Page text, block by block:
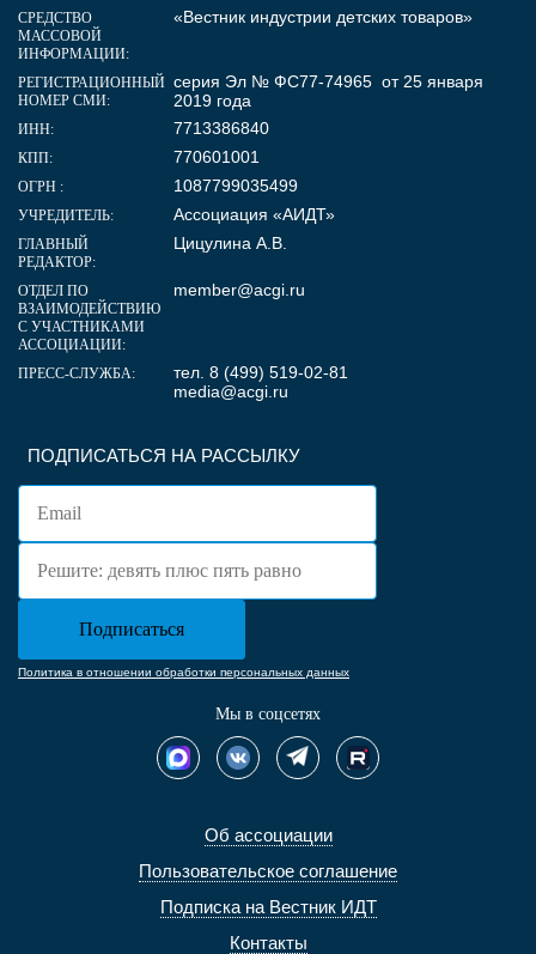
Об ассоциации
Пользовательское соглашение
Подписка на Вестник ИДТ
Контакты
ПОДПИСАТЬСЯ НА РАССЫЛКУ
Политика в отношении обработки персональных данных
Мы в соцсетях
СРЕДСТВО
МАССОВОЙ
ИНФОРМАЦИИ:
«Вестник индустрии детских товаров»
РЕГИСТРАЦИОННЫЙ
НОМЕР СМИ:
серия Эл № ФС77-74965 от 25 января
2019 года
ИНН: 7713386840
КПП: 770601001
ОГРН : 1087799035499
УЧРЕДИТЕЛЬ: Ассоциация «АИДТ»
ГЛАВНЫЙ
РЕДАКТОР:
Цицулина А.В.
ОТДЕЛ ПО
ВЗАИМОДЕЙСТВИЮ
С УЧАСТНИКАМИ
АССОЦИАЦИИ:
member@acgi.ru
ПРЕСС-СЛУЖБА:
тел. 8 (499) 519-02-81
media@acgi.ru